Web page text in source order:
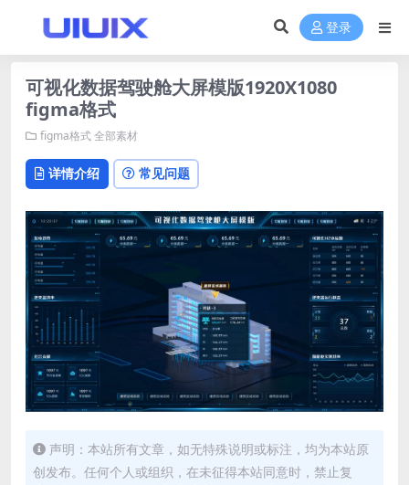
登录
可视化数据驾驶舱大屏模版1920X1080
figma格式
figma格式全部素材
详情介绍 常见问题
声明：本站所有文章，如无特殊说明或标注，均为本站原
创发布。任何个人或组织，在未征得本站同意时，禁止复